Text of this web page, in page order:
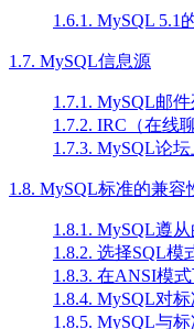
1.6.1. MySQL 5.1
1.7. MySQL信息源
1.7.1. MySQL邮
1.7.2. IRC（在线
1.7.3. MySQL论
1.8. MySQL标准的兼容
1.8.1. MySQL遵
1.8.2. 选择SQL模
1.8.3. 在ANSI模
1.8.4. MySQL对
1.8.5. MySQL与